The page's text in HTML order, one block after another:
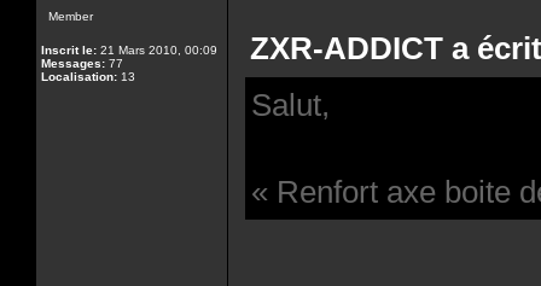
Member
Inscrit le: 21 Mars 2010, 00:09
Messages: 77
Localisation: 13
ZXR-ADDICT a
Salut,
« Renfort axe boite